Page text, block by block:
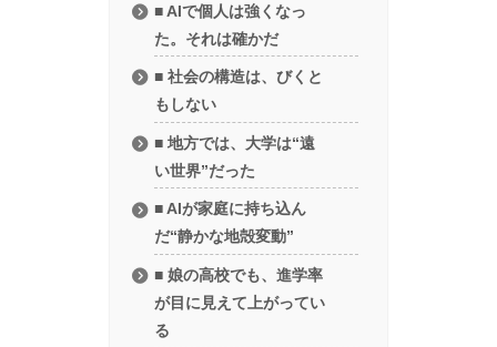
■ AIで個人は強くなっ
た。それは確かだ
■ 社会の構造は、びくと
もしない
■ 地方では、大学は“遠
い世界”だった
■ AIが家庭に持ち込ん
だ“静かな地殻変動”
■ 娘の高校でも、進学率
が目に見えて上がってい
る